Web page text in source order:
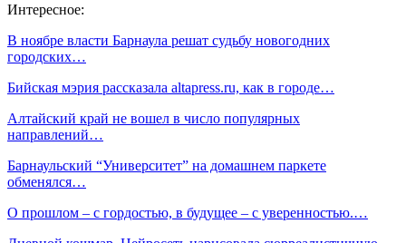
Интересное:
В ноябре власти Барнаула решат судьбу новогодних
городских…
Бийская мэрия рассказала altapress.ru, как в городе…
Алтайский край не вошел в число популярных
направлений…
Барнаульский “Университет” на домашнем паркете
обменялся…
О прошлом – с гордостью, в будущее – с уверенностью.…